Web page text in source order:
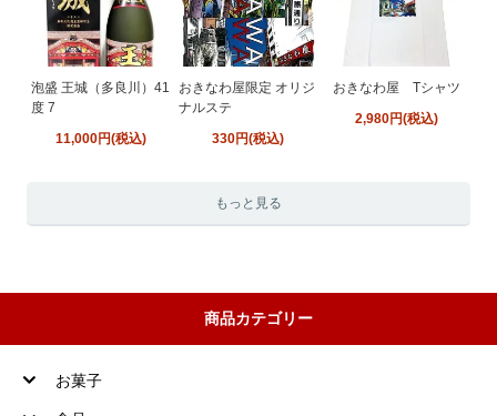
泡盛 王城（多良川）41
度 7
11,000円(税込)
おきなわ屋限定 オリジ
ナルステ
330円(税込)
おきなわ屋 Tシャツ
2,980円(税込)
もっと見る
商品カテゴリー
お菓子